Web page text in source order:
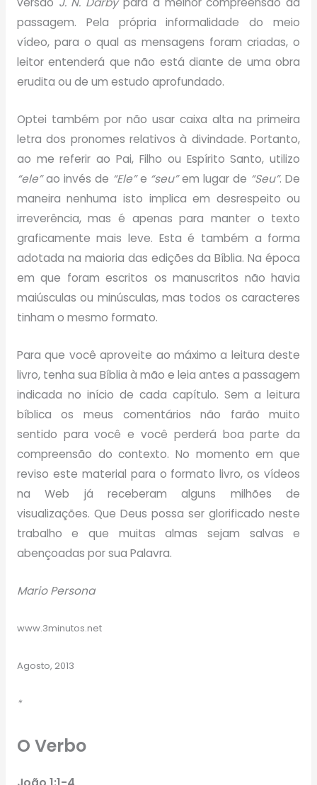
passagem. Pela própria informalidade do meio
vídeo, para o qual as mensagens foram criadas, o
leitor entenderá que não está diante de uma obra
erudita ou de um estudo aprofundado.
Optei também por não usar caixa alta na primeira
letra dos pronomes relativos à divindade. Portanto,
ao me referir ao Pai, Filho ou Espírito Santo, utilizo
“ele”ao invés de “Ele”e “seu”em lugar de “Seu”. De
maneira nenhuma isto implica em desrespeito ou
irreverência, mas é apenas para manter o texto
graficamente mais leve. Esta é também a forma
adotada na maioria das edições da Bíblia. Na época
em que foram escritos os manuscritos não havia
maiúsculas ou minúsculas, mas todos os caracteres
tinham o mesmo formato.
Para que você aproveite ao máximo a leitura deste
livro, tenha sua Bíblia à mão e leia antes a passagem
indicada no início de cada capítulo. Sem a leitura
bíblica os meus comentários não farão muito
sentido para você e você perderá boa parte da
compreensão do contexto. No momento em que
reviso este material para o formato livro, os vídeos
na Web já receberam alguns milhões de
visualizações. Que Deus possa ser glorificado neste
trabalho e que muitas almas sejam salvas e
abençoadas por sua Palavra.
Mario Persona
www.3minutos.net
Agosto, 2013
*
O Verbo